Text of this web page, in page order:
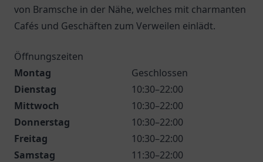
von Bramsche in der Nähe, welches mit charmanten
Cafés und Geschäften zum Verweilen einlädt.
Öffnungszeiten
Montag
Geschlossen
Dienstag
10:30–22:00
Mittwoch
10:30–22:00
Donnerstag
10:30–22:00
Freitag
10:30–22:00
Samstag
11:30–22:00